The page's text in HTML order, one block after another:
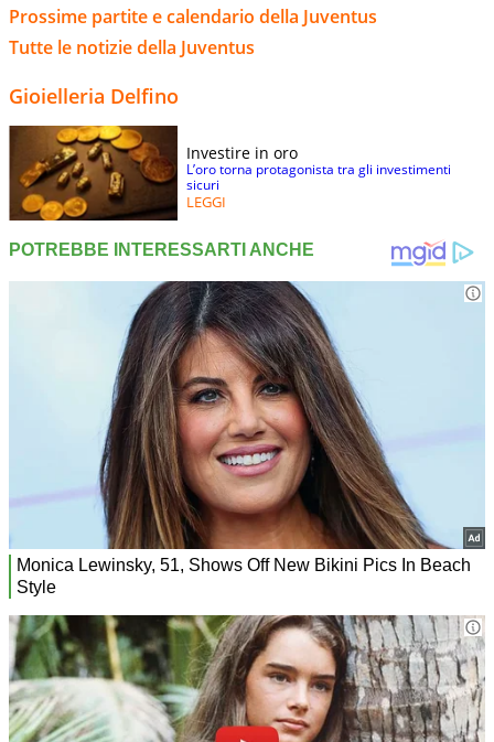
Prossime partite e calendario della Juventus
Tutte le notizie della Juventus
Gioielleria Delfino
Investire in oro
L’oro torna protagonista tra gli investimenti
sicuri
LEGGI